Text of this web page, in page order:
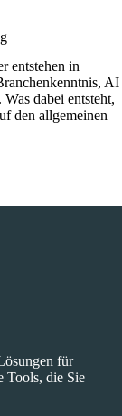
entstehen in
AI
dabei entsteht,
den allgemeinen
für
Tools, die Sie